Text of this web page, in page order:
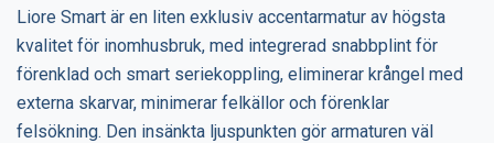
Liore Smart är en liten exklusiv accentarmatur av högsta
kvalitet för inomhusbruk, med integrerad snabbplint för
förenklad och smart seriekoppling, eliminerar krångel med
externa skarvar, minimerar felkällor och förenklar
felsökning. Den insänkta ljuspunkten gör armaturen väl